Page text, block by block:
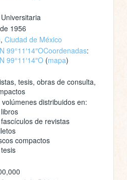
1956
, Ciudad de México
99°11′14″OCoordenadas:
99°11′14″O (mapa)
tesis, obras de consulta,
distribuidos en:
de revistas
compactos